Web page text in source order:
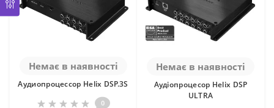
Немає в наявності
Аудиопроцессор Helix DSP.3S
0
Немає в наявності
Аудіопроцесор Helix DSP
ULTRA